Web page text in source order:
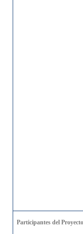
Participantes del